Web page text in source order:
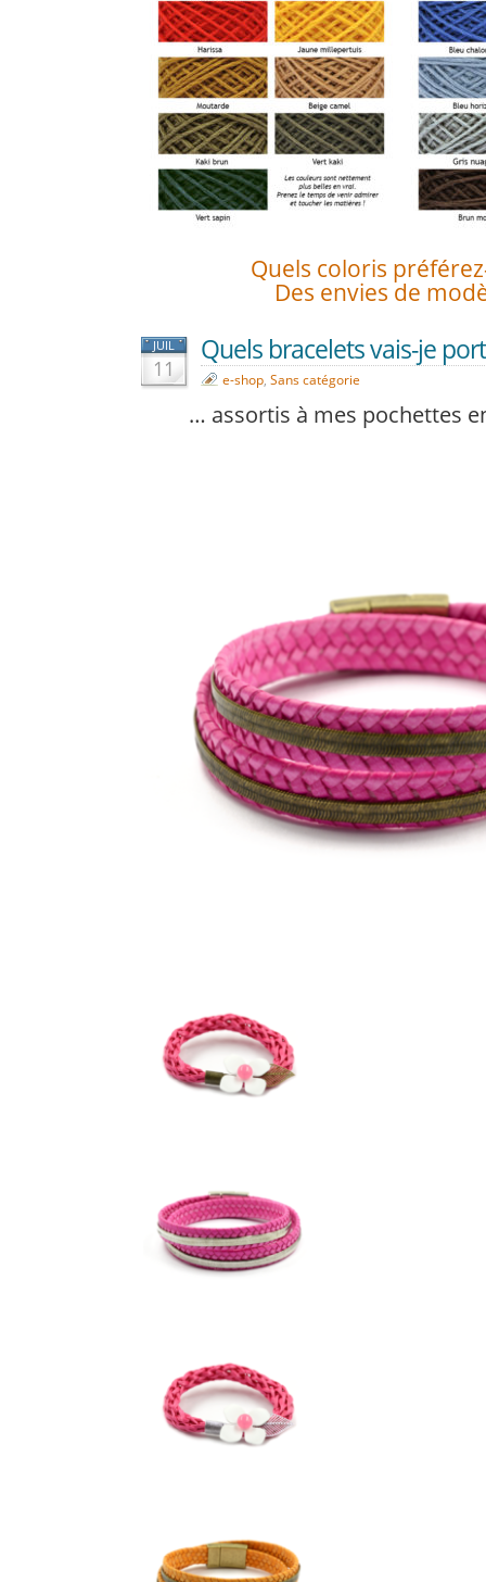
Quels coloris
Des envies de
JUIL
11
Quels bracelets vais-je
e-shop, Sans catégorie
… assortis à mes pochettes